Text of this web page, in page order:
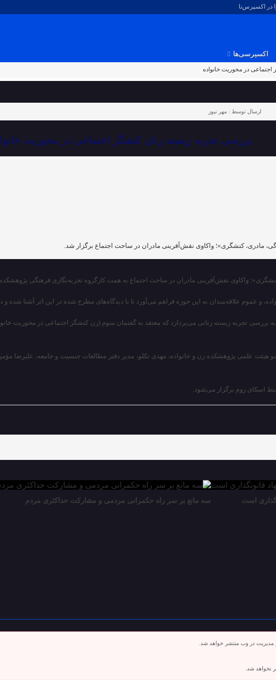
در اکسپرس‌نا
اکسپرسی‌ها
در محوریت خانواده
ارسال توسط : مهر نیوز
بررسی تجربه زیسته زنان کنشگر اجتماعی در محوریت
مادری، کنشگری»؛ واکاوی نقش‌آفرینی مادران در ساحت اجتماع برگزار شد.
واکاوی نقش‌آفرینی مادران در ساحت اجتماع به همت کارگروه تجربه‌نگاری فرهنگی پژوهشکده
و عموم علاقه‌مندان به این حوزه فراهم می‌آورد تا با دیدگاه‌های مطرح شده در این اثر آشنا شده و
بررسی تجربه زیسته زنانی می‌پردازد که معتقد به گفتمان سوم (زن کنشگر اجتماعی در محوریت
هیئت علمی پژوهشکده زن و خانواده، مهدی تکلو، مدیر دفتر مطالعات جنسیت و جامعه، علیرضا
است سه مانع بر سر راه حکمرانی مردمی و مشارکت حداکثری مردم
مدیریت در وب منتشر خواهد شد.
نخواهد شد.